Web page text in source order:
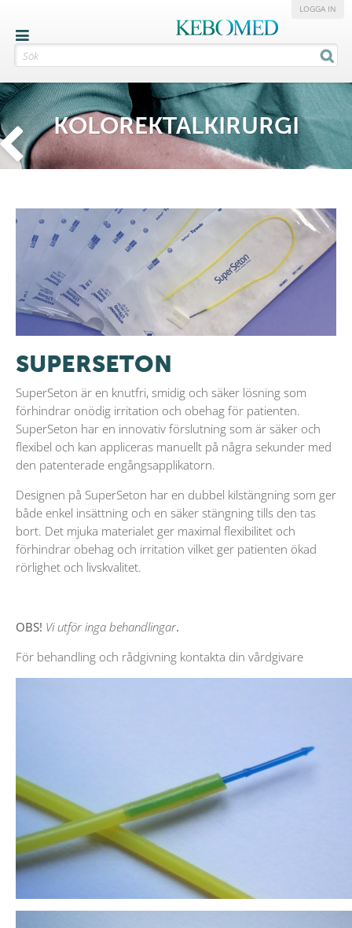
LOGGA IN
KOLOREKTALKIRURGI
SUPERSETON
SuperSeton är en knutfri, smidig och säker lösning som
förhindrar onödig irritation och obehag för patienten.
SuperSeton har en innovativ förslutning som är säker och
flexibel och kan appliceras manuellt på några sekunder med
den patenterade engångsapplikatorn.
Designen på SuperSeton har en dubbel kilstängning som ger
både enkel insättning och en säker stängning tills den tas
bort. Det mjuka materialet ger maximal flexibilitet och
förhindrar obehag och irritation vilket ger patienten ökad
rörlighet och livskvalitet.
OBS! Vi utför inga behandlingar.
För behandling och rådgivning kontakta din vårdgivare